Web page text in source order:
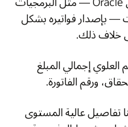
— بإصدار فواتيره بشكل
خلاف ذلك.
إجمالي المبلغ
ورقم الفاتورة.
تفاصيل عالية المستوى